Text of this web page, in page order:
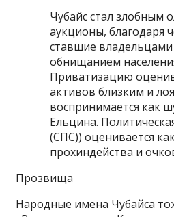
Чубайс стал злобным
аукционы, благодаря
ставшие
обнищанием
Приватизацию
активов близким и
воспринимается как
Ельцина.
(СПС)) оценивается
прохиндейства и
Прозвища
Народные имена Чубайса